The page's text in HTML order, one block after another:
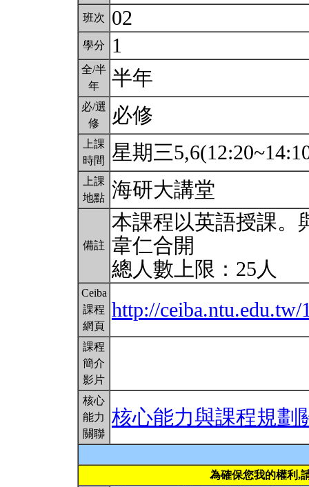
班次 02
學分 1
全/半
年
半年
必/選
修
必修
上課
時間
星期三
上課
地點 海研大講堂
備註
本課程以英語授課。
韋仁合開
總人數上限：25人
Ceiba
課程
網頁
http://ceiba.ntu.edu.tw/
課程
簡介
影片
核心
能力
關聯
核心能力與課程規劃
為確保您我的權利,